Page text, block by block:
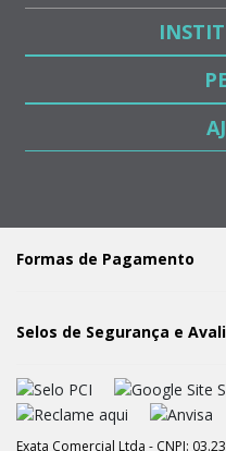
Formas de Pagamento
Selos de Segurança e
Exata Comercial Ltda - CNPJ: